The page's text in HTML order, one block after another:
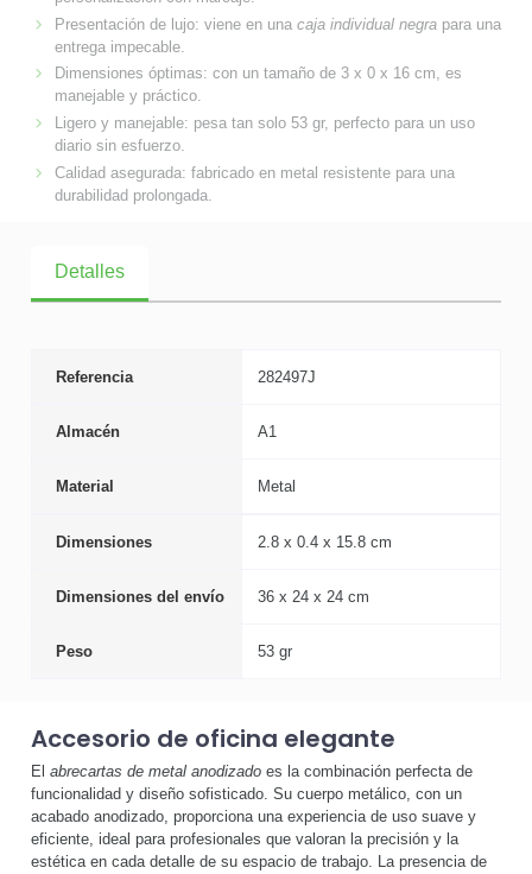
Presentación de lujo: viene en una caja individual negrapara una
entrega impecable.
Dimensiones óptimas: con un tamaño de 3 x 0 x 16 cm, es
manejable y práctico.
Ligero y manejable: pesa tan solo 53 gr, perfecto para un uso
diario sin esfuerzo.
Calidad asegurada: fabricado en metal resistente para una
durabilidad prolongada.
Detalles
Referencia 282497J
Almacén A1
Material Metal
Dimensiones 2.8 x 0.4 x 15.8 cm
Dimensiones del envío 36 x 24 x 24 cm
Peso 53 gr
Accesorio de oficina elegante
El abrecartas de metal anodizado es la combinación perfecta de
funcionalidad y diseño sofisticado. Su cuerpo metálico, con un
acabado anodizado, proporciona una experiencia de uso suave y
eficiente, ideal para profesionales que valoran la precisión y la
estética en cada detalle de su espacio de trabajo. La presencia de